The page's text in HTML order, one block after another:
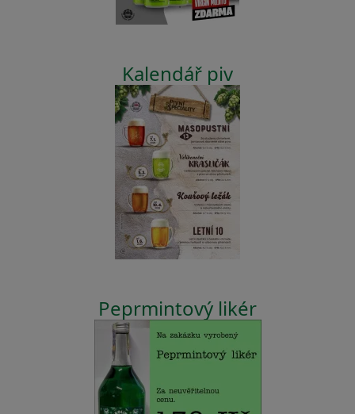
Kalendář piv
Peprmintový likér